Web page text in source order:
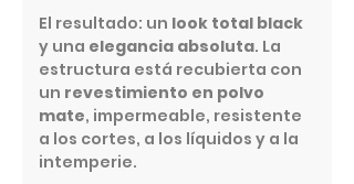
El resultado: un look total black
y una elegancia absoluta. La
estructura está recubierta con
un revestimiento en polvo
mate, impermeable, resistente
a los cortes, a los líquidos y a la
intemperie.